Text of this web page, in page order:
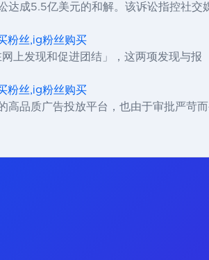
达成5.5亿美元的和解。该诉讼指控社交
粉丝,ig粉丝购买
上发现和促进团结」，这两项发现与报
粉丝,ig粉丝购买
品质广告投放平台，也由于审批严苛